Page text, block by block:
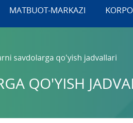
MATBUOT-MARKAZI
savdolarga qo'yish jadvallari
QO'YISH